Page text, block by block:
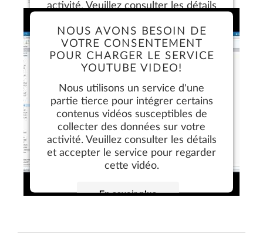
activité. Veuillez consulter les détails
cette vidéo.
En savoir plus
Accepter
NOUS AVONS BESOIN DE
VOTRE CONSENTEMENT
POUR CHARGER LE SERVICE
YOUTUBE VIDEO!
Nous utilisons un service d'une
partie tierce pour intégrer certains
contenus vidéos susceptibles de
collecter des données sur votre
activité. Veuillez consulter les détails
et accepter le service pour regarder
cette vidéo.
En savoir plus